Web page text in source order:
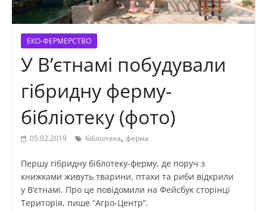
ЕКО-ФЕРМЕРСТВО
У В’єтнамі побудували
гібридну ферму-
бібліотеку (фото)
05.02.2019 бібліотека, ферма
Першу гібридну біблотеку-ферму, де поруч з
книжками живуть тварини, птахи та риби відкрили
у В’єтнамі. Про це повідомили на Фейсбук сторінці
Територія, пише “Агро-Центр”.